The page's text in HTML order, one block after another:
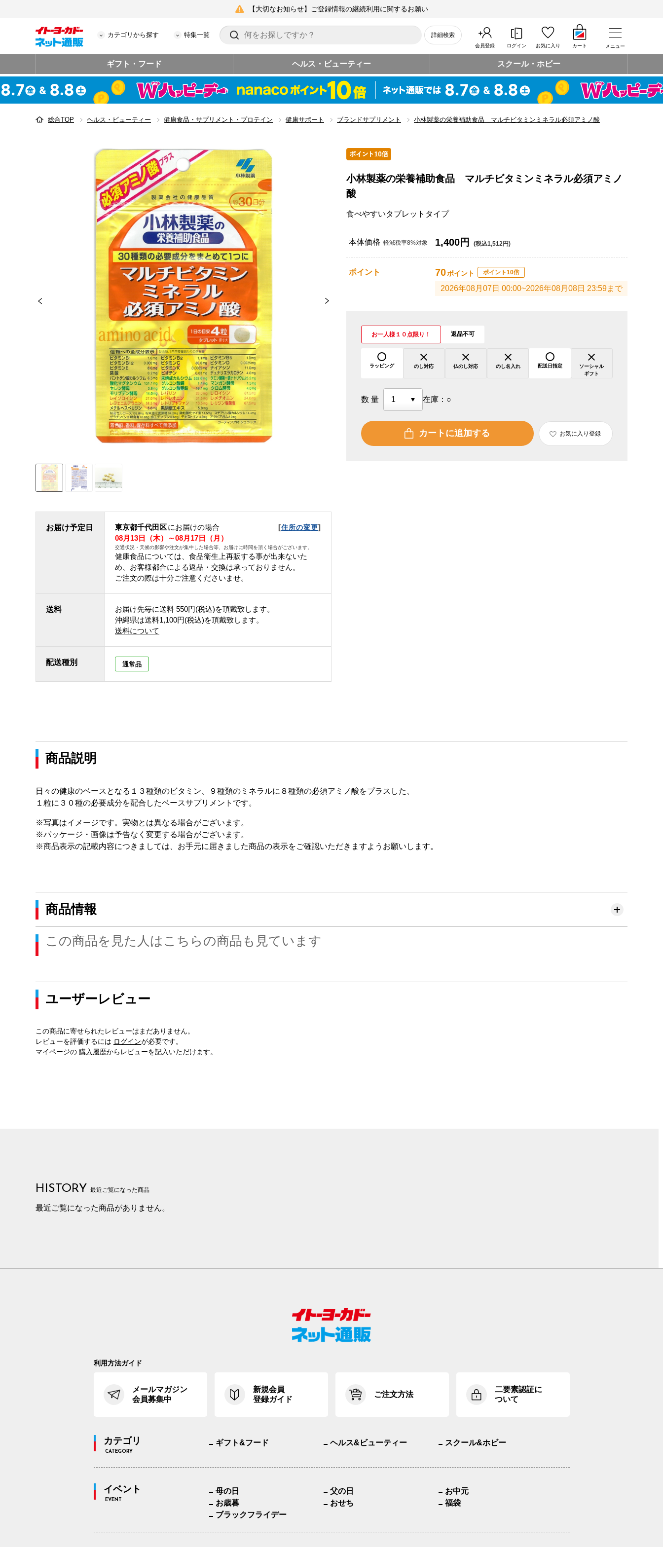
【大切なお知らせ】ご登録情報の継続利用に関するお願い
カテゴリから探す 特集一覧 詳細検索
会員登録 ログイン お気に入り カート メニュー
ギフト・フード ヘルス・ビューティー スクール・ホビー
総合TOP ヘルス・ビューティー 健康食品・サプリメント・プロテイン 健康サポート ブランドサプリメント 小林製薬の栄養補助食品 マルチビタミンミネラル必須アミノ酸
お届け予定日 東京都千代田区にお届けの場合 [住所の変更]
08月13日（木）～08月17日（月）
交通状況・天候の影響や注文が集中した場合等、お届けに時間を頂く場合がございます。
健康食品については、食品衛生上再販する事が出来ないた
め、お客様都合による返品・交換は承っておりません。
ご注文の際は十分ご注意くださいませ。
送料 お届け先毎に送料 550円(税込)を頂戴致します。
沖縄県は送料1,100円(税込)を頂戴致します。
送料について
配送種別 通常品
小林製薬の栄養補助食品 マルチビタミンミネラル必須アミノ
酸
食べやすいタブレットタイプ
本体価格 軽減税率8%対象 1,400円 (税込1,512円)
ポイント 70ポイント ポイント10倍
2026年08月07日 00:00~2026年08月08日 23:59まで
お一人様１０点限り！ 返品不可
ラッピング のし対応 仏のし対応 のし名入れ 配送日指定
ソーシャル
ギフト
数量 在庫： ○
カートに追加する お気に入り登録
商品説明
日々の健康のベースとなる１３種類のビタミン、９種類のミネラルに８種類の必須アミノ酸をプラスした、
１粒に３０種の必要成分を配合したベースサプリメントです。
※写真はイメージです。実物とは異なる場合がございます。
※パッケージ・画像は予告なく変更する場合がございます。
※商品表示の記載内容につきましては、お手元に届きました商品の表示をご確認いただきますようお願いします。
商品情報
この商品を見た人はこちらの商品も見ています
ユーザーレビュー
この商品に寄せられたレビューはまだありません。
レビューを評価するには ログインが必要です。
マイページの 購入履歴からレビューを記入いただけます。
HISTORY 最近ご覧になった商品
最近ご覧になった商品がありません。
利用方法ガイド
メールマガジン
会員募集中
新規会員
登録ガイド
ご注文方法
二要素認証に
ついて
カテゴリ
CATEGORY
ギフト&フード ヘルス&ビューティー スクール&ホビー
イベント
EVENT
母の日 父の日
お中元
お歳暮
おせち
福袋
ブラックフライデー